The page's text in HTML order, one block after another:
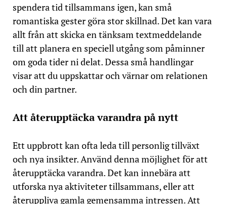
spendera tid tillsammans igen, kan små
romantiska gester göra stor skillnad. Det kan vara
allt från att skicka en tänksam textmeddelande
till att planera en speciell utgång som påminner
om goda tider ni delat. Dessa små handlingar
visar att du uppskattar och värnar om relationen
och din partner.
Att återupptäcka varandra på nytt
Ett uppbrott kan ofta leda till personlig tillväxt
och nya insikter. Använd denna möjlighet för att
återupptäcka varandra. Det kan innebära att
utforska nya aktiviteter tillsammans, eller att
återuppliva gamla gemensamma intressen. Att